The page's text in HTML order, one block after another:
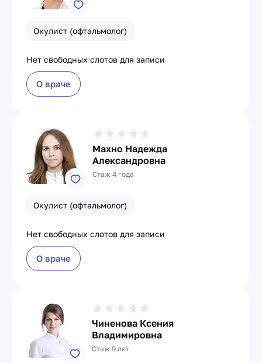
Окулист (офтальмолог)
Нет свободных слотов для записи
О враче
Махно Надежда
Александровна
Стаж 4 года
Окулист (офтальмолог)
Нет свободных слотов для записи
О враче
Чиненова Ксения
Владимировна
Стаж 9 лет